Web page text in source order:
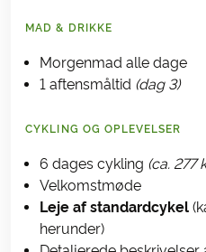
MAD & DRIKKE
Morgenmad alle dage
1 aftensmåltid (dag 3)
CYKLING OG OPLEVELSER
6 dages cykling (ca. 277
Velkomstmøde
Leje af standardcykel
herunder)